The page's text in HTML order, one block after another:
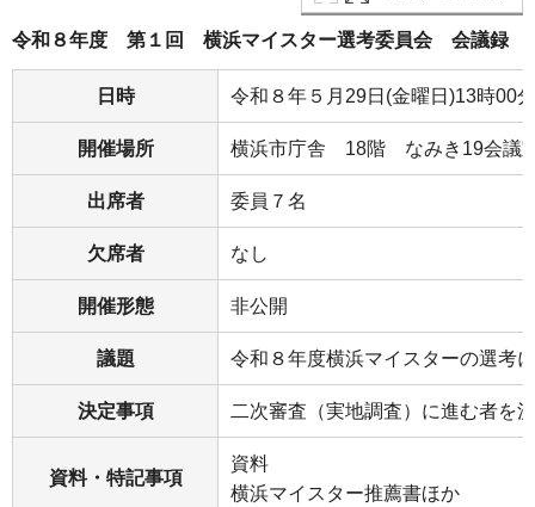
令和８年度 第１回 横浜マイスター選考委員会 会議録
日時 令和８年５月29日(金曜日)13時00
開催場所 横浜市庁舎 18階 なみき19会議
出席者 委員７名
欠席者 なし
開催形態 非公開
議題 令和８年度横浜マイスターの選考
決定事項 二次審査（実地調査）に進む者を
資料・特記事項
資料
横浜マイスター推薦書ほか